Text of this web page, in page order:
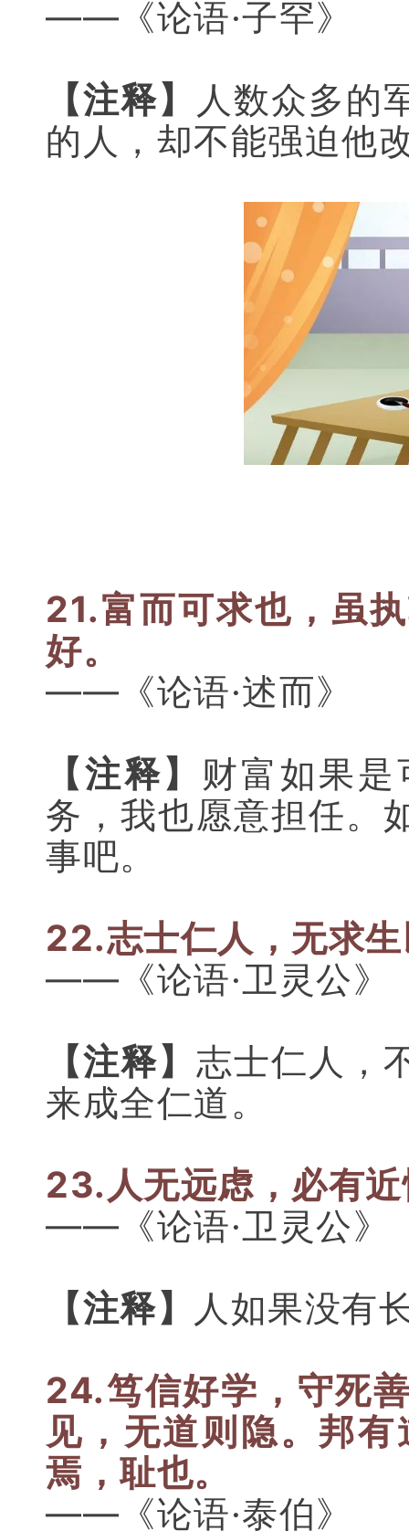
——《论语·子罕》
【注释】
人数众多的
的人，却不能强迫他
21.富而可求也，虽
好。
——《论语·述而》
【注释】 财富如果
务，我也愿意担任。
事吧。
22.志士仁人，无求
——《论语·卫灵公》
【注释】 志士仁人，
来成全仁道。
23.人无远虑，必有
——《论语·卫灵公》
【注释】
人如果没有
24.笃信好学，守死
见，无道则隐。邦
焉，耻也。
——《论语·泰伯》